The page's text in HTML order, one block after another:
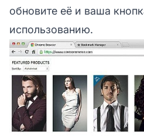
обновите её и ваша
использованию.